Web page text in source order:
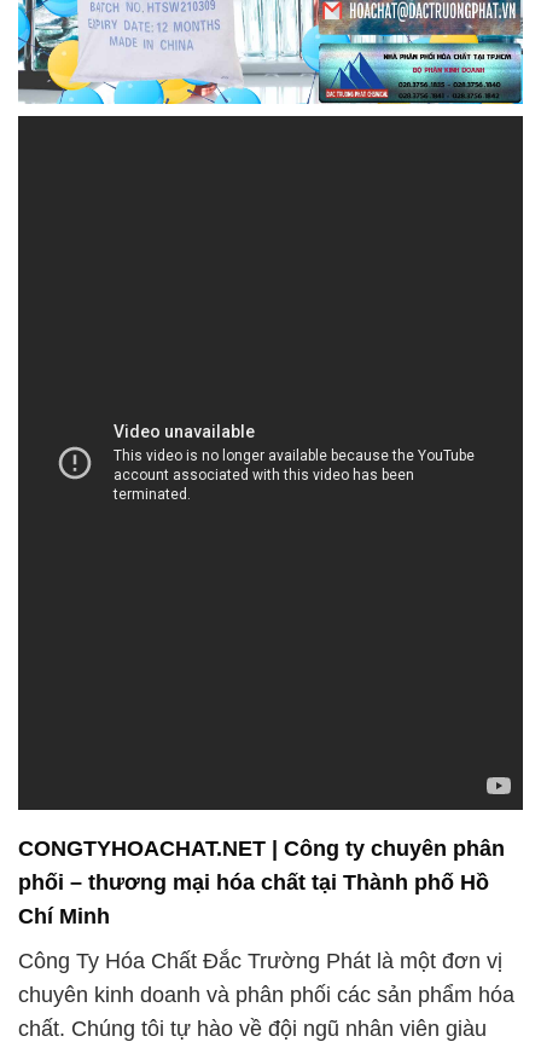
CONGTYHOACHAT.NET | Công ty chuyên phân
phối – thương mại hóa chất tại Thành phố Hồ
Chí Minh
Công Ty Hóa Chất Đắc Trường Phát là một đơn vị
chuyên kinh doanh và phân phối các sản phẩm hóa
chất. Chúng tôi tự hào về đội ngũ nhân viên giàu